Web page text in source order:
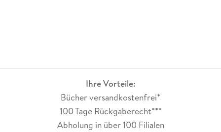
Ihre Vorteile:
Bücher versandkostenfrei*
100 Tage Rückgaberecht***
Abholung in über 100 Filialen